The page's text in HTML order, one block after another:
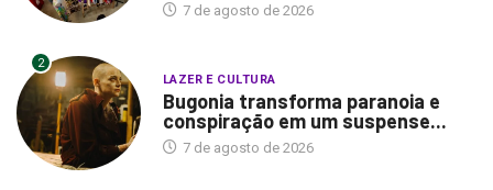
7 de agosto de 2026
2
LAZER E CULTURA
Bugonia transforma paranoia e
conspiração em um suspense...
7 de agosto de 2026